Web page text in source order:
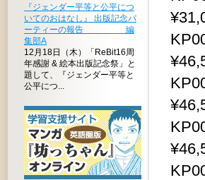
『ジェンダー平等と公平につ
いてのおはなし』 出版記念パ
ーティーの報告 編
集部A
12月18日（木）「ReBit16周
年感謝 & 絵本出版記念祭」と
題して、『ジェンダー平等と
公平につ...